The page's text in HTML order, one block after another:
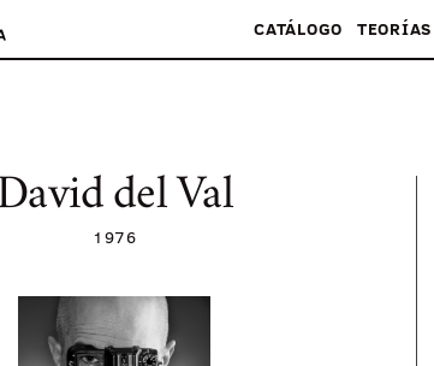
CATÁLOGO TEORÍAS
del Val
1976